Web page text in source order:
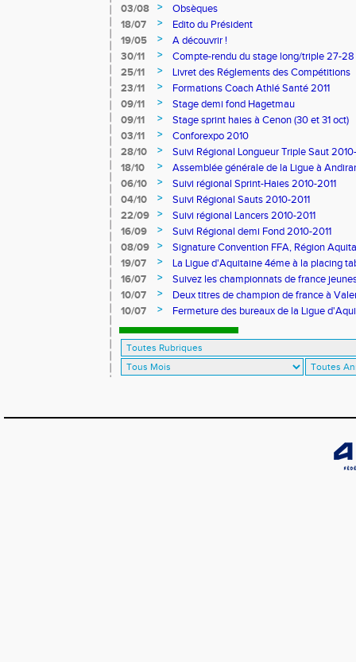
03/08 >
Obsèques
18/07
>
Edito du Président
19/05
>
A découvrir !
30/11
>
Compte-rendu du stage long/triple 27-28
25/11
>
Livret des Réglements des Compétitions
23/11
>
Formations Coach Athlé Santé 2011
09/11
>
Stage demi fond Hagetmau
09/11
>
Stage sprint haies à Cenon (30 et 31 oct)
03/11
>
Conforexpo 2010
28/10
>
Suivi Régional Longueur Triple Saut
18/10
>
Assemblée générale de la Ligue à
06/10
>
Suivi régional Sprint-Haies 2010-2011
04/10
>
Suivi Régional Sauts 2010-2011
22/09
>
Suivi régional Lancers 2010-2011
16/09
>
Suivi Régional demi Fond 2010-2011
08/09
>
Signature Convention FFA, Région
19/07
>
La Ligue d'Aquitaine 4éme à la placing
16/07
>
Suivez les championnats de france
10/07
>
Deux titres de champion de france à
10/07
> Fermeture des bureaux de la Ligue